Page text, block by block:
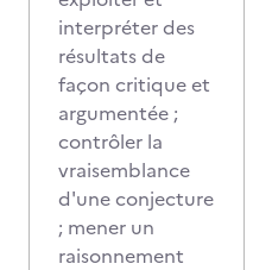
interpréter des
résultats de
façon critique et
argumentée ;
contrôler la
vraisemblance
d'une conjecture
; mener un
raisonnement